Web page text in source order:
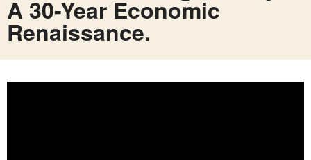
A 30-Year Economic
Renaissance.